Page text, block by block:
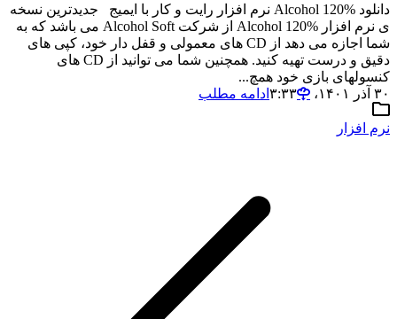
دانلود Alcohol 120% نرم افزار رایت و کار با ایمیج جدیدترین نسخه
ی نرم افزار Alcohol 120% از شرکت Alcohol Soft می باشد که به
شما اجازه می دهد از CD های معمولی و قفل دار خود، کپی های
دقیق و درست تهیه کنید. همچنین شما می توانید از CD های
کنسولهای بازی خود همچ...
۳۰ آذر ۱۴۰۱،‏ ۳:۳۳
ادامه مطلب
نرم افزار